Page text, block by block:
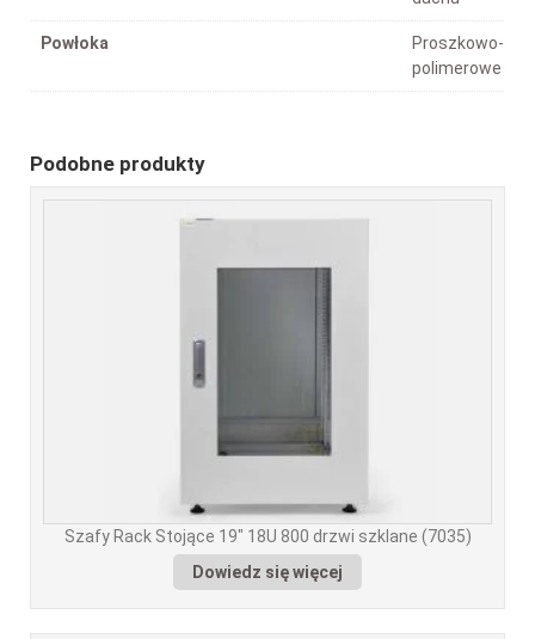
Powłoka
Proszkowo-
polimerowe
Podobne produkty
Szafy Rack Stojące 19″ 18U 800 drzwi szklane (7035)
Dowiedz się więcej